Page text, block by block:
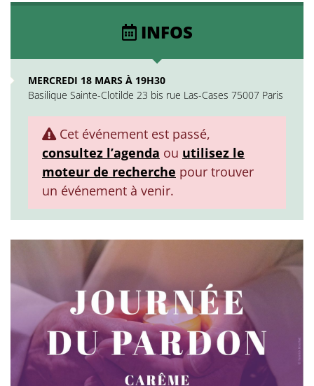
INFOS
MERCREDI 18 MARS À 19H30
Basilique Sainte-Clotilde 23 bis rue Las-Cases 75007 Paris
Cet événement est passé,
consultez l’agenda ou utilisez le
moteur de recherche pour trouver
un événement à venir.